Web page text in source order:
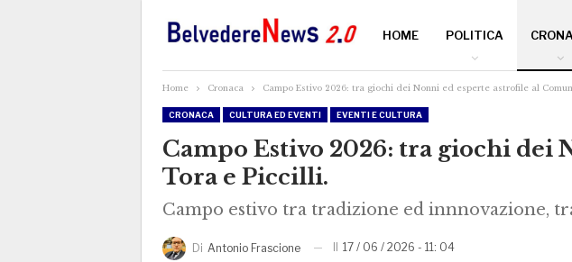
HOME POLITICA
Home Cronaca Campo Estivo 2026: tra giochi dei Nonni ed esperte astrofile al
CRONACA CULTURA ED EVENTI EVENTI E CULTURA
Campo Estivo 2026: tra giochi dei
Tora e Piccilli.
Campo estivo tra tradizione ed innnovazione,
Di Antonio Frascione 17 / 06 / 2026 - 11: 04